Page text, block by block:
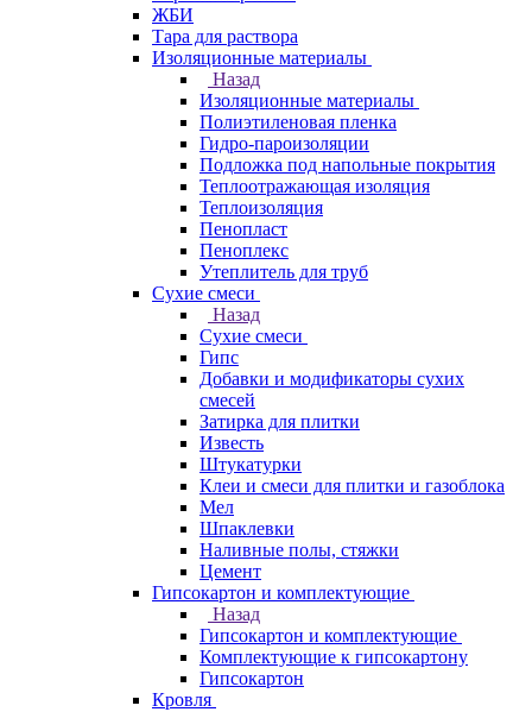
ЖБИ
Тара для раствора
Изоляционные материалы
Назад
Изоляционные материалы
Полиэтиленовая пленка
Гидро-пароизоляции
Подложка под напольные покрытия
Теплоотражающая изоляция
Теплоизоляция
Пенопласт
Пеноплекс
Утеплитель для труб
Сухие смеси
Назад
Сухие смеси
Гипс
Добавки и модификаторы сухих
смесей
Затирка для плитки
Известь
Штукатурки
Клеи и смеси для плитки и газоблока
Мел
Шпаклевки
Наливные полы, стяжки
Цемент
Гипсокартон и комплектующие
Назад
Гипсокартон и комплектующие
Комплектующие к гипсокартону
Гипсокартон
Кровля